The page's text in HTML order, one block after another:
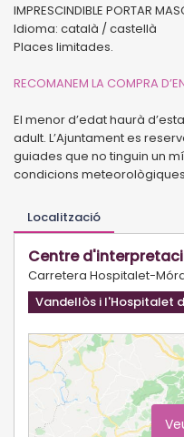
IMPRESCINDIBLE PORTAR
Idioma: català / castellà
Places limitades.
RECOMANEM LA COMPRA
El menor d’edat haurà
adult. L’Ajuntament es
guiades que no tinguin un
condicions
Localització
Centre
Carretera Hospitalet-
Vandellòs i l'Hospitalet